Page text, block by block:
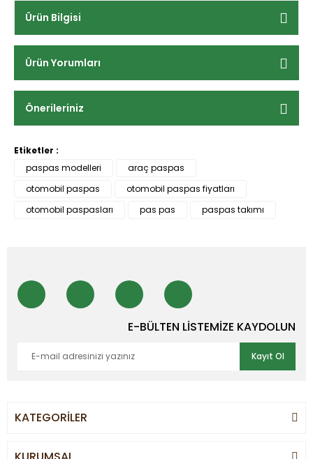
Ürün Bilgisi
Ürün Yorumları
Önerileriniz
Etiketler :
paspas modelleri
araç paspas
otomobil paspas
otomobil paspas fiyatları
otomobil paspasları
pas pas paspas takımı
E-BÜLTEN LİSTEMİZE KAYDOLUN
Kayıt Ol
KATEGORİLER